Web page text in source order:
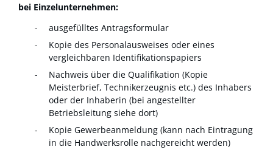
bei Einzelunternehmen:
ausgefülltes Antragsformular
Kopie des Personalausweises oder eines
vergleichbaren Identifikationspapiers
Nachweis über die Qualifikation (Kopie
Meisterbrief, Technikerzeugnis etc.) des Inhabers
oder der Inhaberin (bei angestellter
Betriebsleitung siehe dort)
Kopie Gewerbeanmeldung (kann nach Eintragung
in die Handwerksrolle nachgereicht werden)